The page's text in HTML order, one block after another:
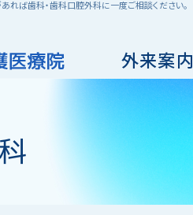
れば歯科・歯科口腔外科に一度ご相談ください。
外来案内